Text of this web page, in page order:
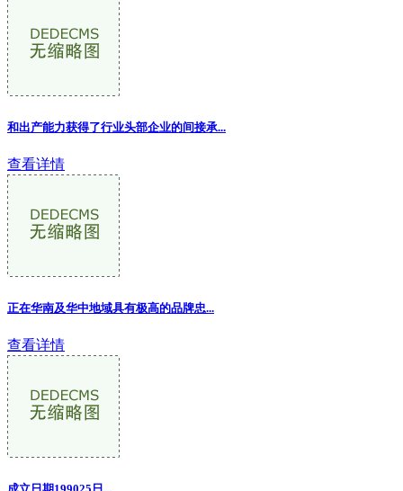
和出产能力获得了行业头部企业的间接承...
查看详情
正在华南及华中地域具有极高的品牌忠...
查看详情